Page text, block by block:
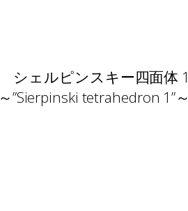
シェルピンスキー四面体 1
～”Sierpinski tetrahedron 1”～